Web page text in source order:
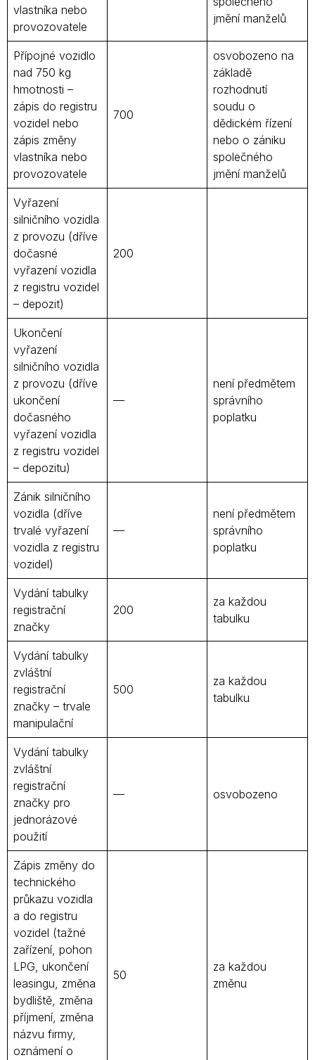
vlastníka nebo
provozovatele
jmění manželů
Přípojné vozidlo
nad 750 kg
hmotnosti –
zápis do registru
vozidel nebo
zápis změny
vlastníka nebo
provozovatele
700
osvobozeno na
základě
rozhodnutí
soudu o
dědickém řízení
nebo o zániku
společného
jmění manželů
Vyřazení
silničního vozidla
z provozu (dříve
dočasné
vyřazení vozidla
z registru vozidel
– depozit)
200
Ukončení
vyřazení
silničního vozidla
z provozu (dříve
ukončení
dočasného
vyřazení vozidla
z registru vozidel
– depozitu)
—
není předmětem
správního
poplatku
Zánik silničního
vozidla (dříve
trvalé vyřazení
vozidla z registru
vozidel)
—
není předmětem
správního
poplatku
Vydání tabulky
registrační
značky
200
za každou
tabulku
Vydání tabulky
zvláštní
registrační
značky – trvale
manipulační
500
za každou
tabulku
Vydání tabulky
zvláštní
registrační
značky pro
jednorázové
použití
— osvobozeno
Zápis změny do
technického
průkazu vozidla
a do registru
vozidel (tažné
zařízení, pohon
LPG, ukončení
leasingu, změna
bydliště, změna
příjmení, změna
názvu firmy,
oznámení o
50
za každou
změnu